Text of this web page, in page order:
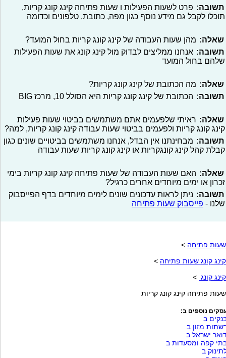
תשובה: פרט לשעות הפעילות ו שעות פתיחה קינג קונג קריות,
תוכלו לקבל גם מידע נוסף כגון מפה, כתובת, טלפונים וכדומה
שאלה: מהן שעות העבודה של קינג קונג קריות בחול המועד?
תשובה: אנחנו ממליצים לבדוק מול קינג קונג את שעות הפעילות
שלהם בחול המועד
שאלה: מה הכתובת של קינג קונג קריות?
תשובה: הכתובת של קינג קונג קריות היא הסולל 10, מרכז BIG
שאלה: ראיתי שלפעמים אתם משתמשים בביטוי שעות פעילות
קינג קונג קריות ולפעמים בביטוי שעות עבודה קינג קונג קריות, למה?
תשובה: מבחינתנו אין הבדל, אנחנו משתמשים בביטויים שונים כגון
קבלת קהל קינג קונגקריות או קינג קונג קריות שעות עבודה
שאלה: האם שעות העבודה של שעות פתיחה קינג קונג קריות בימי
זכרון או ימים מיוחדים אחרים כרגיל?
תשובה: ניתן לראות עדכונים שונים לימים מיוחדים בדף הפייסבוק
שלנו - פייסבוק שעות פתיחה
שעות פתיחה >
קינג קונג שעות פתיחה >
קינג קונג >
שעות פתיחה קינג קונג קריות
נוספים ב:
ב
מזון ב
ישראל ב
קפה ומסעדות ב
ב